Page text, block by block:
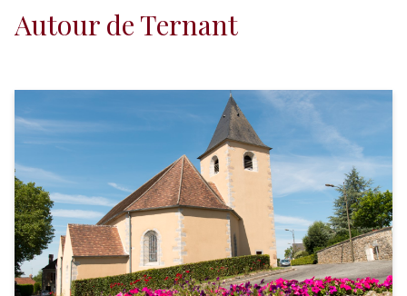
Autour de Ternant